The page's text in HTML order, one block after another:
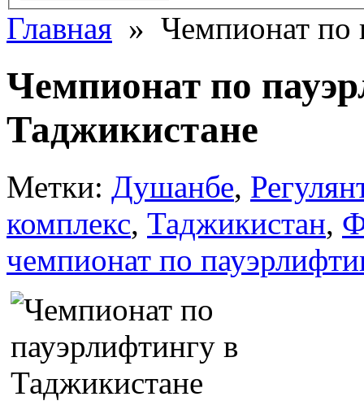
Главная » Чемпионат по
Чемпионат по
Таджикистане
Метки: Душанбе,
комплекс, Таджикистан,
чемпионат по